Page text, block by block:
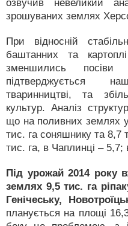
озвучив невеликий
зрошуваних землях
При відносній
баштанних та
зменшились
підтверджується
тваринництві, та
культур. Аналіз
що на поливних землях
тис. га соняшнику та 8,7
тис. га, в Чаплинці – 5,7;
Під урожай 2014 року
землях 9,5 тис. га
Генічеську,
планується на площі